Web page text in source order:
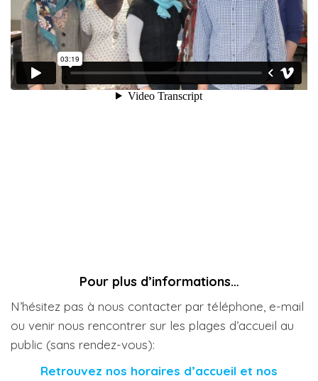
Pour plus d’informations…
N’hésitez pas à nous contacter par téléphone, e-mail
ou venir nous rencontrer sur les plages d’accueil au
public (sans rendez-vous):
Retrouvez nos horaires d’accueil et nos